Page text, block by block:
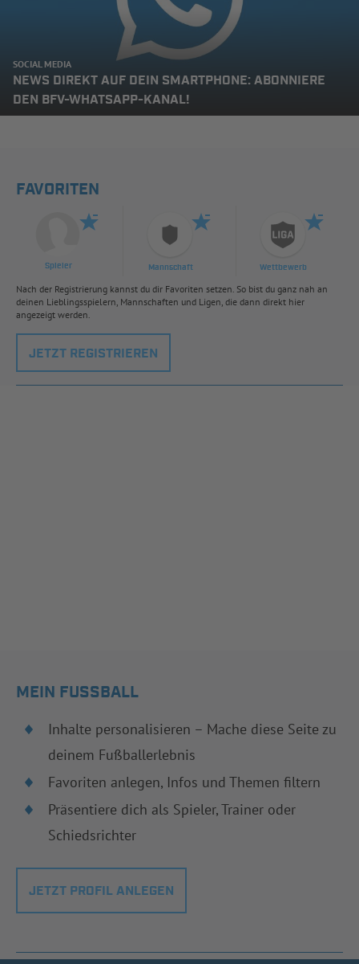
SOCIAL MEDIA
NEWS DIREKT AUF DEIN SMARTPHONE: ABONNIERE
DEN BFV-WHATSAPP-KANAL!
FAVORITEN
Spieler Mannschaft Wettbewerb
Nach der Registrierung kannst du dir Favoriten setzen. So bist du ganz nah an
deinen Lieblingsspielern, Mannschaften und Ligen, die dann direkt hier
angezeigt werden.
JETZT REGISTRIEREN
MEIN FUSSBALL
Inhalte personalisieren – Mache diese Seite zu
deinem Fußballerlebnis
Favoriten anlegen, Infos und Themen filtern
Präsentiere dich als Spieler, Trainer oder
Schiedsrichter
JETZT PROFIL ANLEGEN